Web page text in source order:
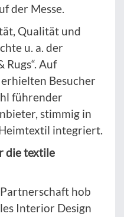
der Messe.
Qualität und
u. a. der
Rugs“. Auf
Besucher
führender
stimmig in
integriert.
die textile
hob
Interior Design